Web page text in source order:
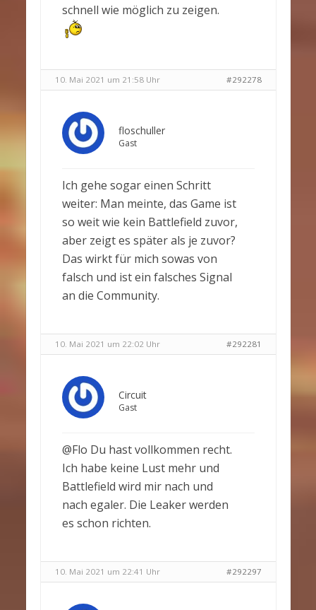
schnell wie möglich zu zeigen.
10. Mai 2021 um 21:58 Uhr #292278
floschuller
Gast
Ich gehe sogar einen Schritt
weiter: Man meinte, das Game ist
so weit wie kein Battlefield zuvor,
aber zeigt es später als je zuvor?
Das wirkt für mich sowas von
falsch und ist ein falsches Signal
an die Community.
10. Mai 2021 um 22:02 Uhr #292281
Circuit
Gast
@Flo Du hast vollkommen recht.
Ich habe keine Lust mehr und
Battlefield wird mir nach und
nach egaler. Die Leaker werden
es schon richten.
10. Mai 2021 um 22:41 Uhr #292297